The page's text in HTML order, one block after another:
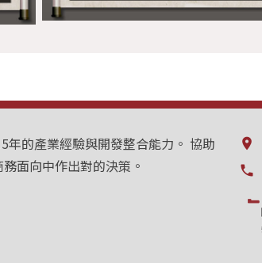
年的產業經驗與開發整合能力。 協助
面向中作出對的決策。
place
local_phone